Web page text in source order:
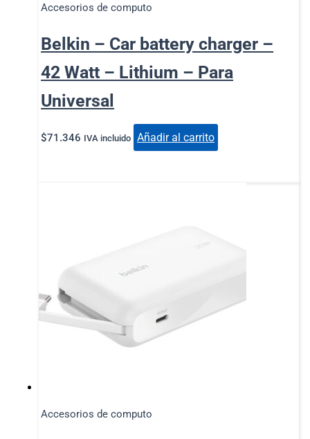
Accesorios de computo
Belkin – Car battery charger –
42 Watt – Lithium – Para
Universal
$71.346 IVA incluido Añadir al carrito
Accesorios de computo